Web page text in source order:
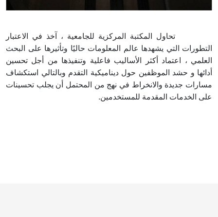
تحاول المكتبة المركزية للجامعية ، آخذ في الاعتبار
التطورات التي يشهدها عالم المعلومات حاليًا وتأثيرها على البحث
العلمي ، اعتماد أكثر الأساليب فاعلية وتنفيذها من أجل تحسين
أدائها و حشد الموظفين حول ديناميكية التقدم وبالتالي استكشاف
مسارات جديدة والانخراط في نهج من المحتمل أن يجلب تحسينات
على الخدمات المقدمة للمستخدمين.